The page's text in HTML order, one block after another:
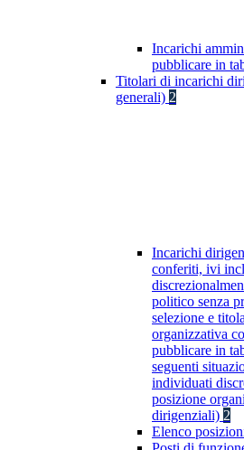
Incarichi
pubblicare in
Titolari di incarichi
generali) 2
Incarichi
conferiti, ivi
politico senza
selezione e
organizzativa
pubblicare in
seguenti
individuati
posizione
dirigenziali) 2
Elenco